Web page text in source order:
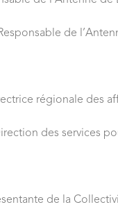
de
régionale des
des services
de la